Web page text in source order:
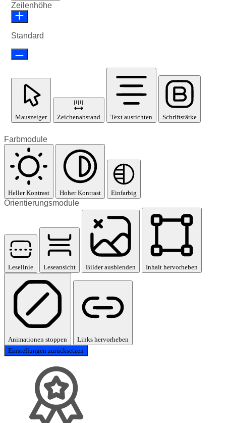
Zeilenhöhe
Standard
Mauszeiger Zeichenabstand Text ausrichten Schriftstärke
Farbmodule
Heller Kontrast Hoher Kontrast Einfarbig
Orientierungsmodule
Leselinie Leseansicht Bilder ausblenden Inhalt hervorheben
Animationen stoppen
Links hervorheben
Einstellungen zurücksetzen